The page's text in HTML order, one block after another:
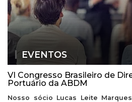
EVENTOS
VI Congresso Brasileiro de
Portuário da ABDM
Nosso sócio Lucas Leite